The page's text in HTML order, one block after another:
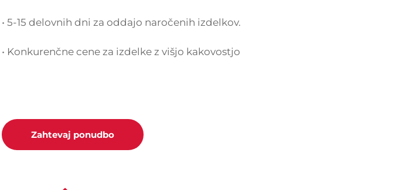
• 5-15 delovnih dni za oddajo naročenih izdelkov.
• Konkurenčne cene za izdelke z višjo kakovostjo
Zahtevaj ponudbo